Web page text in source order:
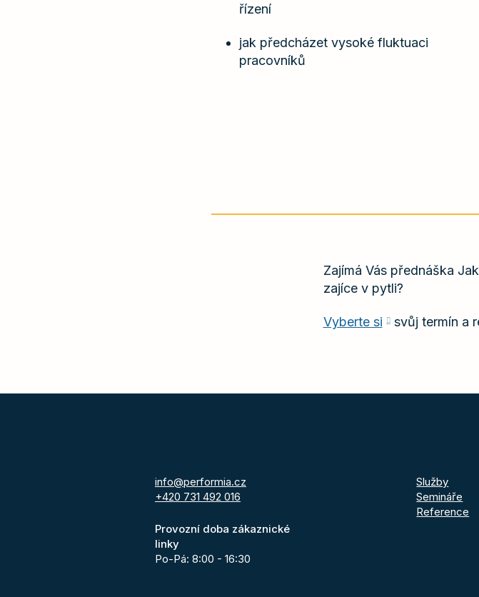
řízení
jak předcházet vysoké fluktuaci
pracovníků
Zajímá Vás přednáška
zajíce v pytli?
Vyberte si svůj termín a
info@performia.cz
+420 731 492 016
Provozní doba zákaznické
linky
Po-Pá: 8:00 - 16:30
Služby
Semináře
Reference